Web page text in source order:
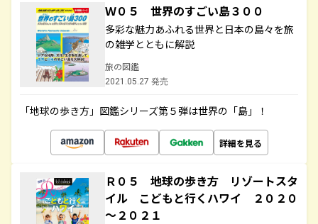
Ｗ０５ 世界のすごい島３００
多彩な魅力あふれる世界と日本の島々を旅
の雑学とともに解説
旅の図鑑
2021.05.27 発売
「地球の歩き方」図鑑シリーズ第５弾は世界の「島」！
詳細を見る
Ｒ０５ 地球の歩き方 リゾートスタ
イル こどもと行くハワイ ２０２０
～２０２１